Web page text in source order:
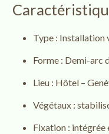
Type : Installation
Forme : Demi-arc
Lieu : Hôtel –
Végétaux :
Fixation : intégrée